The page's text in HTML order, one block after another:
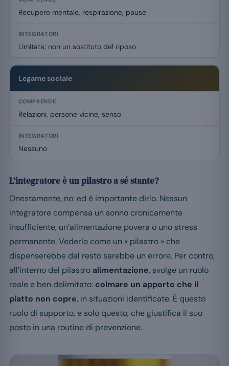
Recupero mentale, respirazione, pause
Limitata; non un sostituto del riposo
Legame sociale
Relazioni, persone vicine, senso
Nessuno
L’integratore è un pilastro a sé stante?
Onestamente, no: ed è importante dirlo. Nessun
integratore compensa un sonno cronicamente
insufficiente, un’alimentazione povera o uno stress
permanente. Vederlo come un « pilastro » che
dispenserebbe dal resto sarebbe un errore. Per contro,
all’interno del pilastro alimentazione, svolge un ruolo
reale e ben delimitato: colmare un apporto che il
piatto non copre, in situazioni identificate. È questo
ruolo di supporto, e solo questo, che giustifica il suo
posto in una routine di prevenzione.